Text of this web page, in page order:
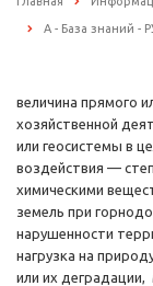
А - База знаний -
величина прямого
хозяйственной
или геосистемы в
воздействия —
химическими
земель при
нарушенности
нагрузка на
или их